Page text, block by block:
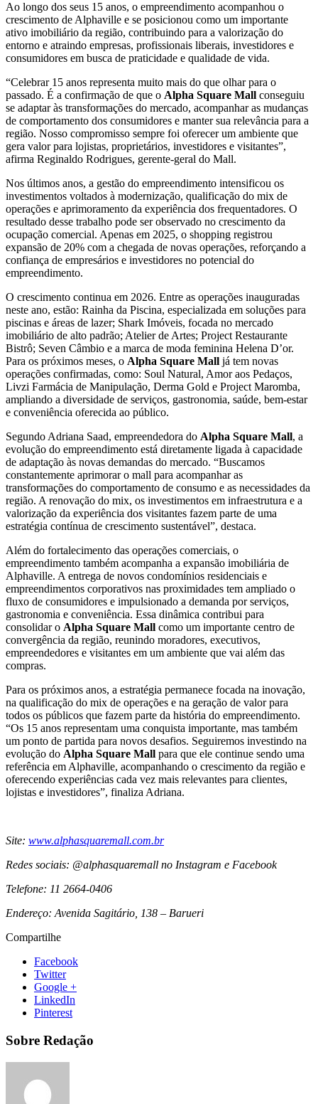
Ao longo dos seus 15 anos, o empreendimento acompanhou o
crescimento de Alphaville e se posicionou como um importante
ativo imobiliário da região, contribuindo para a valorização do
entorno e atraindo empresas, profissionais liberais, investidores e
consumidores em busca de praticidade e qualidade de vida.
“Celebrar 15 anos representa muito mais do que olhar para o
passado. É a confirmação de que o Alpha Square Mall conseguiu
se adaptar às transformações do mercado, acompanhar as mudanças
de comportamento dos consumidores e manter sua relevância para a
região. Nosso compromisso sempre foi oferecer um ambiente que
gera valor para lojistas, proprietários, investidores e visitantes”,
afirma Reginaldo Rodrigues, gerente-geral do Mall.
Nos últimos anos, a gestão do empreendimento intensificou os
investimentos voltados à modernização, qualificação do mix de
operações e aprimoramento da experiência dos frequentadores. O
resultado desse trabalho pode ser observado no crescimento da
ocupação comercial. Apenas em 2025, o shopping registrou
expansão de 20% com a chegada de novas operações, reforçando a
confiança de empresários e investidores no potencial do
empreendimento.
O crescimento continua em 2026. Entre as operações inauguradas
neste ano, estão: Rainha da Piscina, especializada em soluções para
piscinas e áreas de lazer; Shark Imóveis, focada no mercado
imobiliário de alto padrão; Atelier de Artes; Project Restaurante
Bistrô; Seven Câmbio e a marca de moda feminina Helena D’or.
Para os próximos meses, o Alpha Square Mall já tem novas
operações confirmadas, como: Soul Natural, Amor aos Pedaços,
Livzi Farmácia de Manipulação, Derma Gold e Project Maromba,
ampliando a diversidade de serviços, gastronomia, saúde, bem-estar
e conveniência oferecida ao público.
Segundo Adriana Saad, empreendedora do Alpha Square Mall, a
evolução do empreendimento está diretamente ligada à capacidade
de adaptação às novas demandas do mercado. “Buscamos
constantemente aprimorar o mall para acompanhar as
transformações do comportamento de consumo e as necessidades da
região. A renovação do mix, os investimentos em infraestrutura e a
valorização da experiência dos visitantes fazem parte de uma
estratégia contínua de crescimento sustentável”, destaca.
Além do fortalecimento das operações comerciais, o
empreendimento também acompanha a expansão imobiliária de
Alphaville. A entrega de novos condomínios residenciais e
empreendimentos corporativos nas proximidades tem ampliado o
fluxo de consumidores e impulsionado a demanda por serviços,
gastronomia e conveniência. Essa dinâmica contribui para
consolidar o Alpha Square Mall como um importante centro de
convergência da região, reunindo moradores, executivos,
empreendedores e visitantes em um ambiente que vai além das
compras.
Para os próximos anos, a estratégia permanece focada na inovação,
na qualificação do mix de operações e na geração de valor para
todos os públicos que fazem parte da história do empreendimento.
“Os 15 anos representam uma conquista importante, mas também
um ponto de partida para novos desafios. Seguiremos investindo na
evolução do Alpha Square Mall para que ele continue sendo uma
referência em Alphaville, acompanhando o crescimento da região e
oferecendo experiências cada vez mais relevantes para clientes,
lojistas e investidores”, finaliza Adriana.
Site: www.alphasquaremall.com.br
Redes sociais: @alphasquaremall no Instagram e Facebook
Telefone: 11 2664-0406
Endereço: Avenida Sagitário, 138 – Barueri
Compartilhe
Facebook
Twitter
Google +
LinkedIn
Pinterest
Sobre Redação